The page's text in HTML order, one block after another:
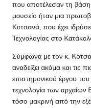
που αποτέλεσαν τη βάση
μουσείο ήταν μια
Κοτσανά, που έχει
Τεχνολογίας στο
Σύμφωνα με τον κ.
αναδείξει ακόμα και τις
επιστημονικού έργου
τεχνολογία των αρχαίων
τόσο μακρινή από την